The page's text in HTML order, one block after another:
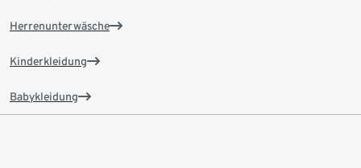
Herrenunterwäsche
Kinderkleidung
Babykleidung